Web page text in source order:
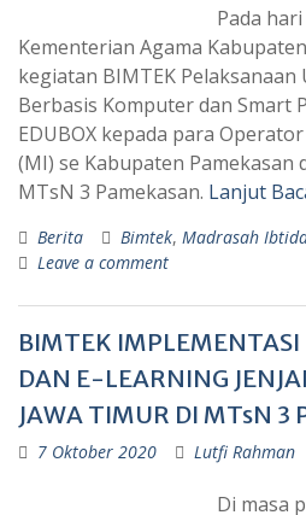
Pada
Kementerian Agama
kegiatan BIMTEK Pelaksanaan
Berbasis Komputer dan Smart
EDUBOX kepada para
(MI) se Kabupaten
MTsN 3 Pamekasan. Lanjut
Berita Bimtek, Madrasah
Leave a comment
BIMTEK
DAN E-LEARNING
JAWA TIMUR DI MTsN 3
7 Oktober 2020 Lutfi Rahman
Di masa